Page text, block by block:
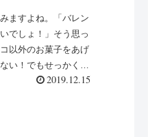
ますよね。「バレン
でしょ！」そう思っ
以外のお菓子をあげ
い！でもせっかく
2019.12.15